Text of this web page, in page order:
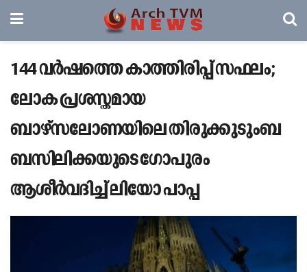
144 വർഷത്തെ കാത്തിരിപ്പ് സഫലം;
ലോക പ്രശസ്തമായ
ബാഴ്‌സലോണയിലെ തിരുക്കുടുംബ
ബസിലിക്കയുടെ ഗോപുരം
ആശീര്‍വദിച്ച് ലിയോ പാപ്പ